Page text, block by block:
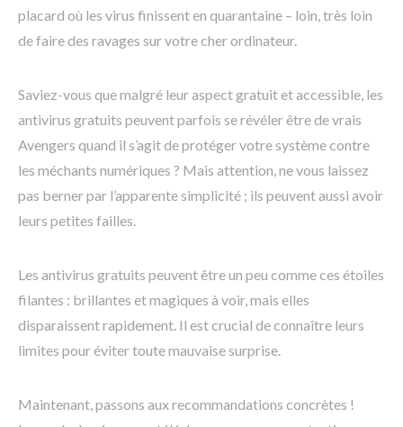
placard où les virus finissent en quarantaine – loin, très loin
de faire des ravages sur votre cher ordinateur.
Saviez-vous que malgré leur aspect gratuit et accessible, les
antivirus gratuits peuvent parfois se révéler être de vrais
Avengers quand il s’agit de protéger votre système contre
les méchants numériques ? Mais attention, ne vous laissez
pas berner par l’apparente simplicité ; ils peuvent aussi avoir
leurs petites failles.
Les antivirus gratuits peuvent être un peu comme ces étoiles
filantes : brillantes et magiques à voir, mais elles
disparaissent rapidement. Il est crucial de connaître leurs
limites pour éviter toute mauvaise surprise.
Maintenant, passons aux recommandations concrètes !